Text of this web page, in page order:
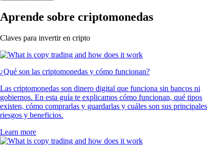
Aprende sobre criptomonedas
Claves para invertir en cripto
¿Qué son las criptomonedas y cómo funcionan?
Las criptomonedas son dinero digital que funciona sin bancos ni
gobiernos. En esta guía te explicamos cómo funcionan, qué tipos
existen, cómo comprarlas y guardarlas y cuáles son sus principales
riesgos y beneficios.
Learn more